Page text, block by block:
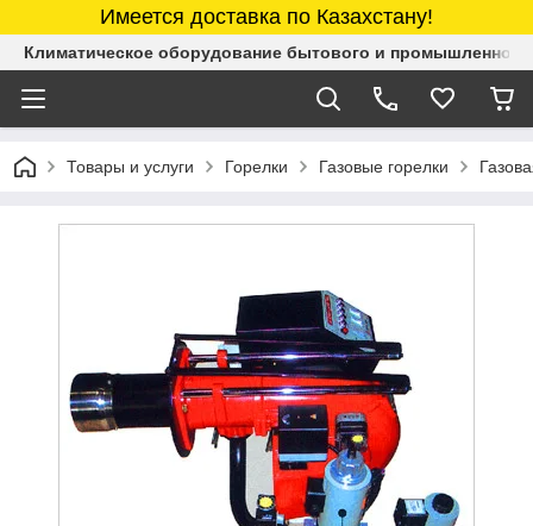
Имеется доставка по Казахстану!
Климатическое оборудование бытового и промышленного
Товары и услуги Горелки Газовые горелки